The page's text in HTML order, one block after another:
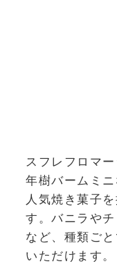
スフレフロマ
年樹バームミ
人気焼き菓子
す。バニラや
など、種類ご
いただけます。